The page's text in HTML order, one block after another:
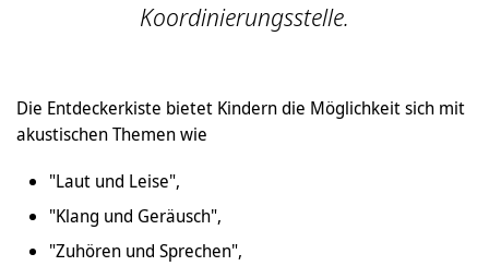
Koordinierungsstelle.
Die Entdeckerkiste bietet Kindern die Möglichkeit sich mit
akustischen Themen wie
"Laut und Leise",
"Klang und Geräusch",
"Zuhören und Sprechen",